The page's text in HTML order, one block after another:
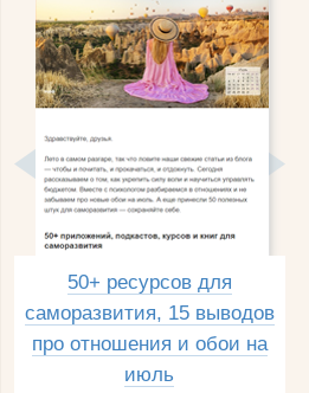
50+ ресурсов для
саморазвития, 15 выводов
про отношения и обои на
июль